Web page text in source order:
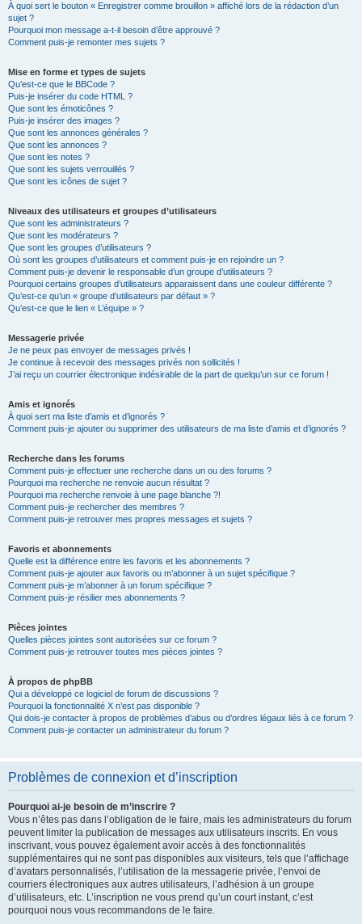
À quoi sert le bouton « Enregistrer comme brouillon » affiché lors de la rédaction d’un
sujet ?
Pourquoi mon message a-t-il besoin d’être approuvé ?
Comment puis-je remonter mes sujets ?
Mise en forme et types de sujets
Qu’est-ce que le BBCode ?
Puis-je insérer du code HTML ?
Que sont les émoticônes ?
Puis-je insérer des images ?
Que sont les annonces générales ?
Que sont les annonces ?
Que sont les notes ?
Que sont les sujets verrouillés ?
Que sont les icônes de sujet ?
Niveaux des utilisateurs et groupes d’utilisateurs
Que sont les administrateurs ?
Que sont les modérateurs ?
Que sont les groupes d’utilisateurs ?
Où sont les groupes d’utilisateurs et comment puis-je en rejoindre un ?
Comment puis-je devenir le responsable d’un groupe d’utilisateurs ?
Pourquoi certains groupes d’utilisateurs apparaissent dans une couleur différente ?
Qu’est-ce qu’un « groupe d’utilisateurs par défaut » ?
Qu’est-ce que le lien « L’équipe » ?
Messagerie privée
Je ne peux pas envoyer de messages privés !
Je continue à recevoir des messages privés non sollicités !
J’ai reçu un courrier électronique indésirable de la part de quelqu’un sur ce forum !
Amis et ignorés
À quoi sert ma liste d’amis et d’ignorés ?
Comment puis-je ajouter ou supprimer des utilisateurs de ma liste d’amis et d’ignorés ?
Recherche dans les forums
Comment puis-je effectuer une recherche dans un ou des forums ?
Pourquoi ma recherche ne renvoie aucun résultat ?
Pourquoi ma recherche renvoie à une page blanche ?!
Comment puis-je rechercher des membres ?
Comment puis-je retrouver mes propres messages et sujets ?
Favoris et abonnements
Quelle est la différence entre les favoris et les abonnements ?
Comment puis-je ajouter aux favoris ou m’abonner à un sujet spécifique ?
Comment puis-je m’abonner à un forum spécifique ?
Comment puis-je résilier mes abonnements ?
Pièces jointes
Quelles pièces jointes sont autorisées sur ce forum ?
Comment puis-je retrouver toutes mes pièces jointes ?
À propos de phpBB
Qui a développé ce logiciel de forum de discussions ?
Pourquoi la fonctionnalité X n’est pas disponible ?
Qui dois-je contacter à propos de problèmes d’abus ou d’ordres légaux liés à ce forum ?
Comment puis-je contacter un administrateur du forum ?
Problèmes de connexion et d’inscription
Pourquoi ai-je besoin de m’inscrire ?
Vous n’êtes pas dans l’obligation de le faire, mais les administrateurs du forum
peuvent limiter la publication de messages aux utilisateurs inscrits. En vous
inscrivant, vous pouvez également avoir accès à des fonctionnalités
supplémentaires qui ne sont pas disponibles aux visiteurs, tels que l’affichage
d’avatars personnalisés, l’utilisation de la messagerie privée, l’envoi de
courriers électroniques aux autres utilisateurs, l’adhésion à un groupe
d’utilisateurs, etc. L’inscription ne vous prend qu’un court instant, c’est
pourquoi nous vous recommandons de le faire.